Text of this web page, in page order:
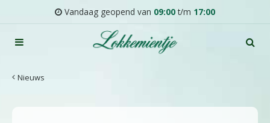
Nieuws
Vandaag geopend van 09:00t/m 17:00